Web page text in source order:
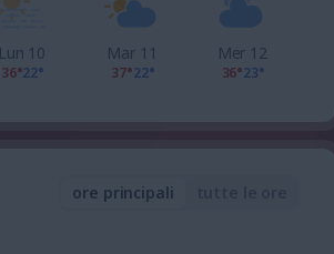
Lun 10
36°22°
Mar 11
37°22°
Mer 12
36°23°
ore principali